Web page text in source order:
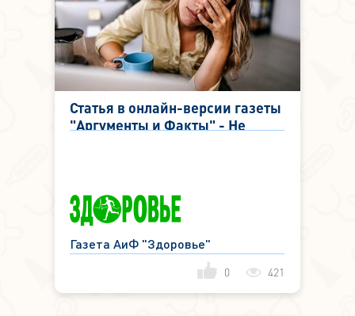
Статья в онлайн-версии газеты
"Аргументы и Факты" - Не
Газета АиФ "Здоровье"
0 421